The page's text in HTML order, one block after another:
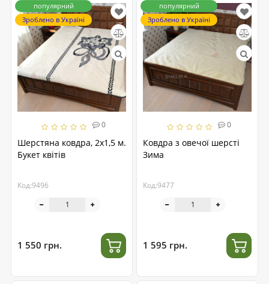
0
Шерстяна ковдра, 2х1,5 м.
Букет квітів
Код:9496
популярний
Зроблено в Україні
1 550 грн.
0
Ковдра з овечої шерсті
Зима
Код:9477
популярний
Зроблено в Україні
1 595 грн.